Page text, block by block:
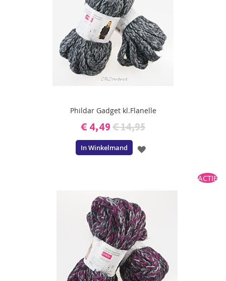
Phildar Gadget kl.Flanelle
€ 4,49€ 14,95
In Winkelmand
VOEG
ACTIE